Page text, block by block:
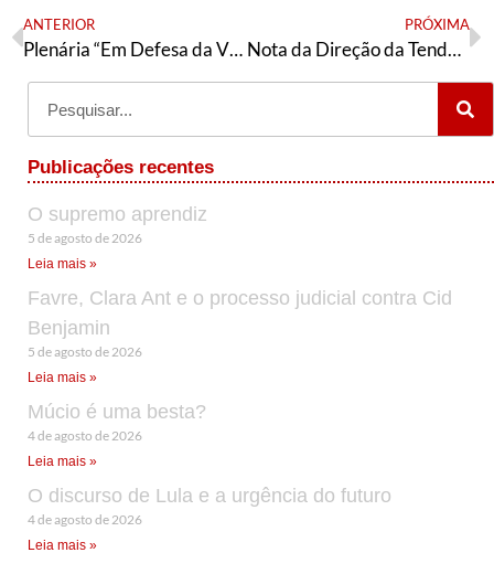
ANTERIOR
Plenária “Em Defesa da Vida, Fora Bolsonaro!”
PRÓXIMA
Nota da Direção da Tendência Petista Articulação de Esquerda de São Paulo
Publicações recentes
O supremo aprendiz
5 de agosto de 2026
Leia mais »
Favre, Clara Ant e o processo judicial contra Cid
Benjamin
5 de agosto de 2026
Leia mais »
Múcio é uma besta?
4 de agosto de 2026
Leia mais »
O discurso de Lula e a urgência do futuro
4 de agosto de 2026
Leia mais »